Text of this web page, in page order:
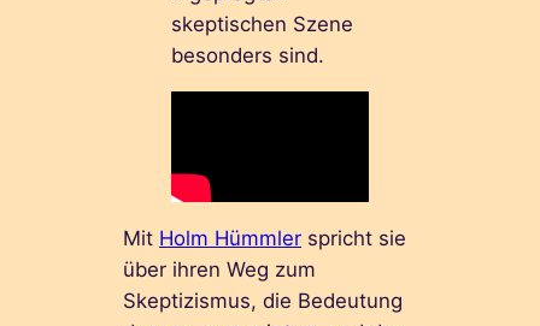
skeptischen Szene
besonders sind.
Mit Holm Hümmler spricht sie
über ihren Weg zum
Skeptizismus, die Bedeutung